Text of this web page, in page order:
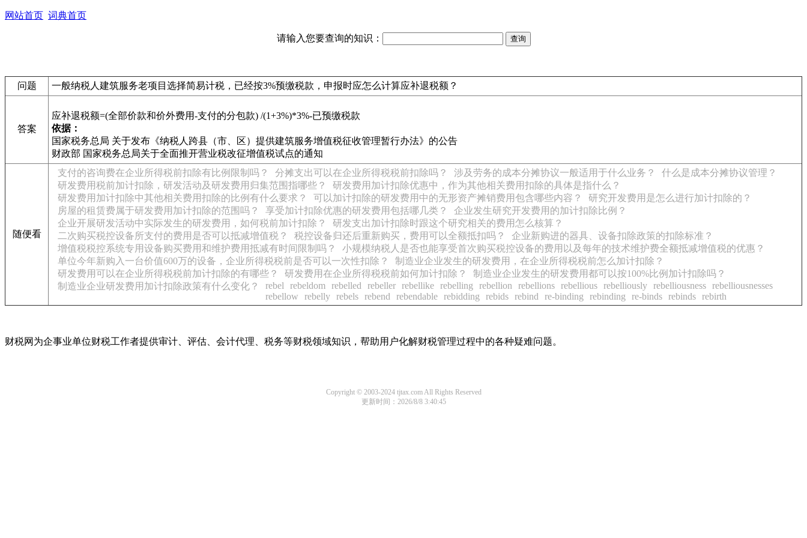
网站首页 词典首页
请输入您要查询的知识：
问题 一般纳税人建筑服务老项目选择简易计税，已经按3%预缴税款，申报时应怎么计算应补退税额？
答案
应补退税额=(全部价款和价外费用-支付的分包款) /(1+3%)*3%-已预缴税款
依据：
国家税务总局 关于发布《纳税人跨县（市、区）提供建筑服务增值税征收管理暂行办法》的公告
财政部 国家税务总局关于全面推开营业税改征增值税试点的通知
随便看
支付的咨询费在企业所得税前扣除有比例限制吗？ 分摊支出可以在企业所得税税前扣除吗？ 涉及劳务的成本分摊协议一般适用于什么业务？
什么是成本分摊协议管理？
研发费用税前加计扣除，研发活动及研发费用归集范围指哪些？
研发费用加计扣除优惠中，作为其他相关费用扣除的具体是指什么？
研发费用加计扣除中其他相关费用扣除的比例有什么要求？
可以加计扣除的研发费用中的无形资产摊销费用包含哪些内容？
研究开发费用是怎么进行加计扣除的？
房屋的租赁费属于研发费用加计扣除的范围吗？
享受加计扣除优惠的研发费用包括哪几类？
企业发生研究开发费用的加计扣除比例？
企业开展研发活动中实际发生的研发费用，如何税前加计扣除？
研发支出加计扣除时跟这个研究相关的费用怎么核算？
二次购买税控设备所支付的费用是否可以抵减增值税？
税控设备归还后重新购买，费用可以全额抵扣吗？
企业新购进的器具、设备扣除政策的扣除标准？
增值税税控系统专用设备购买费用和维护费用抵减有时间限制吗？
小规模纳税人是否也能享受首次购买税控设备的费用以及每年的技术维护费全额抵减增值税的优惠？
单位今年新购入一台价值600万的设备，企业所得税税前是否可以一次性扣除？
制造业企业发生的研发费用，在企业所得税税前怎么加计扣除？
研发费用可以在企业所得税税前加计扣除的有哪些？
研发费用在企业所得税税前如何加计扣除？
制造业企业发生的研发费用都可以按100%比例加计扣除吗？
制造业企业研发费用加计扣除政策有什么变化？
rebel rebeldom rebelled rebeller rebellike rebelling rebellion rebellions rebellious rebelliously rebelliousness rebelliousnesses
rebellow
rebelly rebels rebend rebendable rebidding rebids rebind re-binding rebinding re-binds rebinds rebirth
财税网为企事业单位财税工作者提供审计、评估、会计代理、税务等财税领域知识，帮助用户化解财税管理过程中的各种疑难问题。
Copyright © 2003-2024 tjtax.com All Rights Reserved
更新时间：2026/8/8 3:40:45